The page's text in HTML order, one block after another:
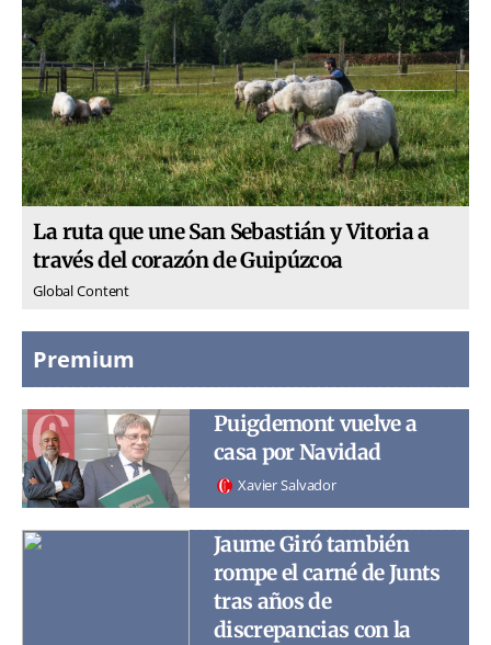
La ruta que une San Sebastián y Vitoria a
través del corazón de Guipúzcoa
Global Content
Premium
Puigdemont vuelve a
casa por Navidad
Xavier Salvador
Jaume Giró también
rompe el carné de Junts
tras años de
discrepancias con la